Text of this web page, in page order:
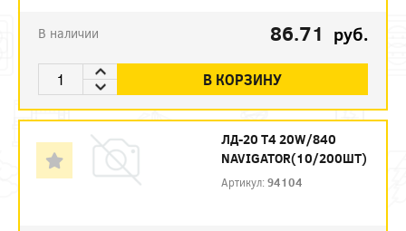
В наличии 86.71 руб.
В КОРЗИНУ
ЛД-20 Т4 20W/840
NAVIGATOR(10/200ШТ)
Артикул:94104